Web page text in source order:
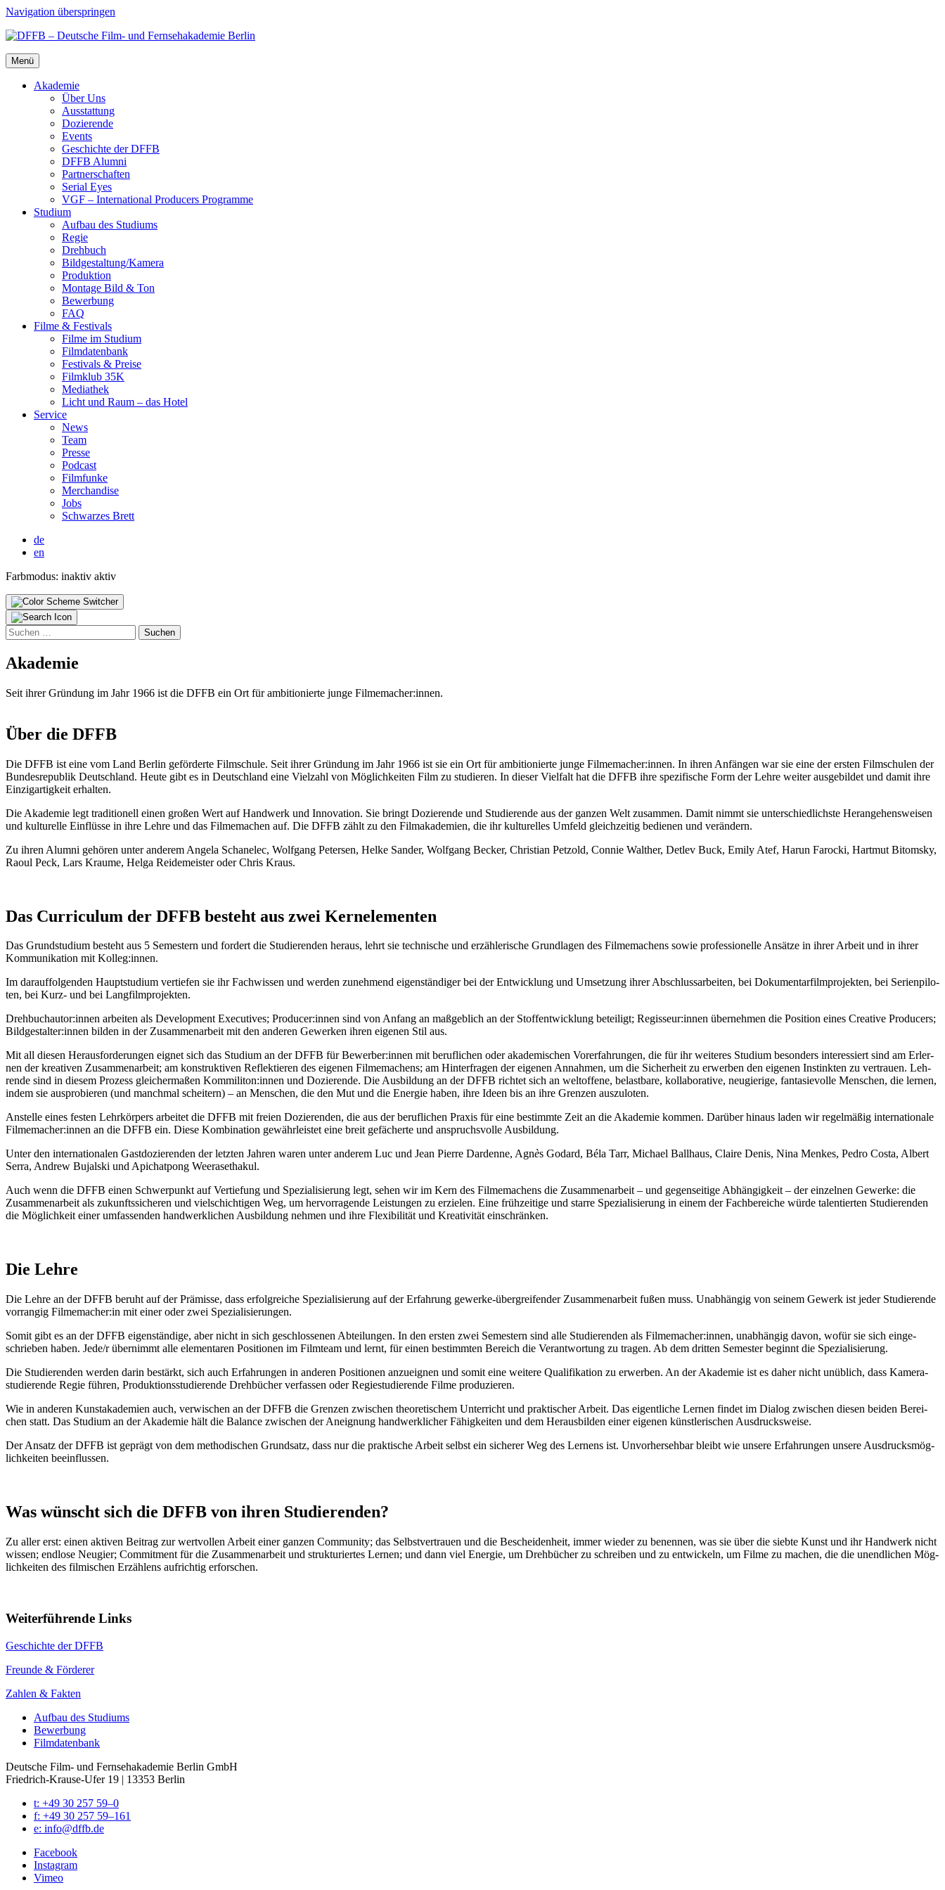
Navigation überspringen
Menü
Aka­de­mie
Über Uns
Aus­stat­tung
Dozie­ren­de
Events
Geschich­te der DFFB
DFFB Alum­ni
Part­ner­schaf­ten
Seri­al Eyes
VGF – Inter­na­tio­nal Pro­du­cers Pro­gram­me
Stu­di­um
Auf­bau des Stu­di­ums
Regie
Dreh­buch
Bildgestaltung/​​Kamera
Pro­duk­ti­on
Mon­ta­ge Bild & Ton
Bewer­bung
FAQ
Fil­me & Fes­ti­vals
Fil­me im Stu­di­um
Film­da­ten­bank
Fes­ti­vals & Prei­se
Film­klub 35K
Media­thek
Licht und Raum – das Hotel
Ser­vice
News
Team
Pres­se
Pod­cast
Film­fun­ke
Mer­chan­di­se
Jobs
Schwar­zes Brett
de
en
Farbmodus: inaktiv aktiv
Suchen
nach:
Aka­de­mie
Seit ihrer Grün­dung im Jahr 1966 ist die DFFB ein Ort für ambi­tio­nier­te jun­ge Filmemacher:innen.
Über die DFFB
Die DFFB ist eine vom Land Ber­lin geför­der­te Film­schu­le. Seit ihrer Grün­dung im Jahr 1966 ist sie ein Ort für ambi­tio­nier­te jun­ge Filmemacher:innen. In ihren Anfän­gen war sie eine der ers­ten Film­schu­len der
Bun­des­re­pu­blik Deutsch­land. Heu­te gibt es in Deutsch­land eine Viel­zahl von Mög­lich­kei­ten Film zu stu­die­ren. In die­ser Viel­falt hat die DFFB ihre spe­zi­fi­sche Form der Leh­re wei­ter aus­ge­bil­det und damit ihre
Ein­zig­ar­tig­keit erhal­ten.
Die Aka­de­mie legt tra­di­tio­nell einen gro­ßen Wert auf Hand­werk und Inno­va­ti­on. Sie bringt Dozie­ren­de und Stu­die­ren­de aus der gan­zen Welt zusam­men. Damit nimmt sie unter­schied­lichs­te Her­an­ge­hens­wei­sen
und kul­tu­rel­le Ein­flüs­se in ihre Leh­re und das Fil­me­ma­chen auf. Die DFFB zählt zu den Film­aka­de­mien, die ihr kul­tu­rel­les Umfeld gleich­zei­tig bedie­nen und ver­än­dern.
Zu ihren Alum­ni gehö­ren unter ande­rem Ange­la Scha­nelec, Wolf­gang Peter­sen, Hel­ke San­der, Wolf­gang Becker, Chris­ti­an Pet­zold, Con­nie Walt­her, Det­lev Buck, Emi­ly Atef, Harun Faro­cki, Hart­mut Bitom­sky,
Raoul Peck, Lars Krau­me, Hel­ga Rei­de­meis­ter oder Chris Kraus.
Das Cur­ri­cu­lum der DFFB besteht aus zwei Kern­ele­men­ten
Das Grund­stu­di­um besteht aus 5 Semes­tern und for­dert die Stu­die­ren­den her­aus, lehrt sie tech­ni­sche und erzäh­le­ri­sche Grund­la­gen des Fil­me­ma­chens sowie pro­fes­sio­nel­le Ansät­ze in ihrer Arbeit und in ihrer
Kom­mu­ni­ka­ti­on mit Kolleg:innen.
Im dar­auf­fol­gen­den Haupt­stu­di­um ver­tie­fen sie ihr Fach­wis­sen und wer­den zuneh­mend eigen­stän­di­ger bei der Ent­wick­lung und Umset­zung ihrer Abschluss­ar­bei­ten, bei Doku­men­tar­film­pro­jek­ten, bei Seri­en­pi­lo­
ten, bei Kurz- und bei Lang­film­pro­jek­ten.
Drehbuchautor:innen arbei­ten als Deve­lo­p­ment Exe­cu­ti­ves; Producer:innen sind von Anfang an maß­geb­lich an der Stoff­ent­wick­lung betei­ligt; Regisseur:innen über­neh­men die Posi­ti­on eines Crea­ti­ve Pro­du­cers;
Bildgestalter:innen bil­den in der Zusam­men­ar­beit mit den ande­ren Gewer­ken ihren eige­nen Stil aus.
Mit all die­sen Her­aus­for­de­run­gen eig­net sich das Stu­di­um an der DFFB für Bewerber:innen mit beruf­li­chen oder aka­de­mi­schen Vor­er­fah­run­gen, die für ihr wei­te­res Stu­di­um beson­ders inter­es­siert sind am Erler­
nen der krea­ti­ven Zusam­men­ar­beit; am kon­struk­ti­ven Reflek­tie­ren des eige­nen Fil­me­ma­chens; am Hin­ter­fra­gen der eige­nen Annah­men, um die Sicher­heit zu erwer­ben den eige­nen Instink­ten zu ver­trau­en. Leh­
ren­de sind in die­sem Pro­zess glei­cher­ma­ßen Kommiliton:innen und Dozie­ren­de. Die Aus­bil­dung an der DFFB rich­tet sich an welt­of­fe­ne, belast­ba­re, kol­la­bo­ra­ti­ve, neu­gie­ri­ge, fan­ta­sie­vol­le Men­schen, die ler­nen,
indem sie aus­pro­bie­ren (und manch­mal schei­tern) – an Men­schen, die den Mut und die Ener­gie haben, ihre Ideen bis an ihre Gren­zen aus­zu­lo­ten.
Anstel­le eines fes­ten Lehr­kör­pers arbei­tet die DFFB mit frei­en Dozie­ren­den, die aus der beruf­li­chen Pra­xis für eine bestimm­te Zeit an die Aka­de­mie kom­men. Dar­über hin­aus laden wir regel­mä­ßig inter­na­tio­na­le
Filmemacher:innen an die DFFB ein. Die­se Kom­bi­na­ti­on gewähr­leis­tet eine breit gefä­cher­te und anspruchs­vol­le Aus­bil­dung.
Unter den inter­na­tio­na­len Gast­do­zie­ren­den der letz­ten Jah­ren waren unter ande­rem Luc und Jean Pierre Darden­ne, Agnès Godard, Béla Tarr, Micha­el Ball­haus, Clai­re Denis, Nina Men­kes, Pedro Cos­ta, Albert
Ser­ra, Andrew Bujal­ski und Apichat­pong Weer­a­set­ha­kul.
Auch wenn die DFFB einen Schwer­punkt auf Ver­tie­fung und Spe­zia­li­sie­rung legt, sehen wir im Kern des Fil­me­ma­chens die Zusam­men­ar­beit – und gegen­sei­ti­ge Abhän­gig­keit – der ein­zel­nen Gewer­ke: die
Zusam­men­ar­beit als zukunfts­si­che­ren und viel­schich­ti­gen Weg, um her­vor­ra­gen­de Leis­tun­gen zu erzie­len. Eine früh­zei­ti­ge und star­re Spe­zia­li­sie­rung in einem der Fach­be­rei­che wür­de talen­tier­ten Stu­die­ren­den
die Mög­lich­keit einer umfas­sen­den hand­werk­li­chen Aus­bil­dung neh­men und ihre Fle­xi­bi­li­tät und Krea­ti­vi­tät ein­schrän­ken.
Die Leh­re
Die Leh­re an der DFFB beruht auf der Prä­mis­se, dass erfolg­rei­che Spe­zia­li­sie­rung auf der Erfah­rung gewer­ke-über­grei­fen­der Zusam­men­ar­beit fußen muss. Unab­hän­gig von sei­nem Gewerk ist jeder Stu­die­ren­de
vor­ran­gig Filmemacher:in mit einer oder zwei Spe­zia­li­sie­run­gen.
Somit gibt es an der DFFB eigen­stän­di­ge, aber nicht in sich geschlos­se­nen Abtei­lun­gen. In den ers­ten zwei Semes­tern sind alle Stu­die­ren­den als Filmemacher:innen, unab­hän­gig davon, wofür sie sich ein­ge­
schrie­ben haben. Jede/​r über­nimmt alle ele­men­ta­ren Posi­tio­nen im Film­team und lernt, für einen bestimm­ten Bereich die Ver­ant­wor­tung zu tra­gen. Ab dem drit­ten Semes­ter beginnt die Spe­zia­li­sie­rung.
Die Stu­die­ren­den wer­den dar­in bestärkt, sich auch Erfah­run­gen in ande­ren Posi­tio­nen anzu­eig­nen und somit eine wei­te­re Qua­li­fi­ka­ti­on zu erwer­ben. An der Aka­de­mie ist es daher nicht unüb­lich, dass Kame­ra­
stu­die­ren­de Regie füh­ren, Pro­duk­ti­ons­stu­die­ren­de Dreh­bü­cher ver­fas­sen oder Regie­stu­die­ren­de Fil­me pro­du­zie­ren.
Wie in ande­ren Kunst­aka­de­mien auch, ver­wi­schen an der DFFB die Gren­zen zwi­schen theo­re­ti­schem Unter­richt und prak­ti­scher Arbeit. Das eigent­li­che Ler­nen fin­det im Dia­log zwi­schen die­sen bei­den Berei­
chen statt. Das Stu­di­um an der Aka­de­mie hält die Balan­ce zwi­schen der Aneig­nung hand­werk­li­cher Fähig­kei­ten und dem Her­aus­bil­den einer eige­nen künst­le­ri­schen Aus­drucks­wei­se.
Der Ansatz der DFFB ist geprägt von dem metho­di­schen Grund­satz, dass nur die prak­ti­sche Arbeit selbst ein siche­rer Weg des Ler­nens ist. Unvor­her­seh­bar bleibt wie unse­re Erfah­run­gen unse­re Aus­drucks­mög­
lich­kei­ten beein­flus­sen.
Was wünscht sich die DFFB von ihren Stu­die­ren­den?
Zu aller erst: einen akti­ven Bei­trag zur wert­vol­len Arbeit einer gan­zen Com­mu­ni­ty; das Selbst­ver­trau­en und die Beschei­den­heit, immer wie­der zu benen­nen, was sie über die sieb­te Kunst und ihr Hand­werk nicht
wis­sen; end­lo­se Neu­gier; Com­mit­ment für die Zusam­men­ar­beit und struk­tu­rier­tes Ler­nen; und dann viel Ener­gie, um Dreh­bü­cher zu schrei­ben und zu ent­wi­ckeln, um Fil­me zu machen, die die unend­li­chen Mög­
lich­kei­ten des fil­mi­schen Erzäh­lens auf­rich­tig erfor­schen.
Weiterführende Links
Geschich­te der DFFB
Freun­de & För­de­rer
Zah­len & Fak­ten
Auf­bau des Stu­di­ums
Bewer­bung
Film­da­ten­bank
Deutsche Film- und Fernseh­akademie Berlin GmbH
Friedrich-Krause-Ufer 19 | 13353 Berlin
t: +49 30 257 59–0
f: +49 30 257 59–161
e: info@​dffb.​de
Face­book
Insta­gram
Vimeo